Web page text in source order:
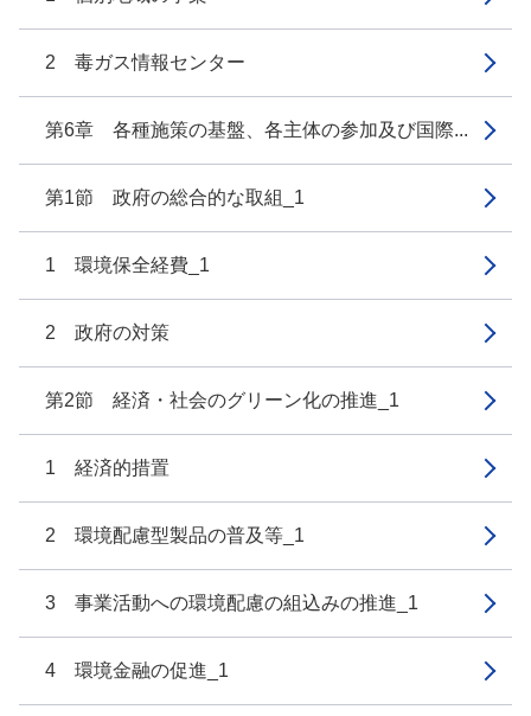
2 毒ガス情報センター
第6章 各種施策の基盤、各主体の参加及び国際...
第1節 政府の総合的な取組_1
1 環境保全経費_1
2 政府の対策
第2節 経済・社会のグリーン化の推進_1
1 経済的措置
2 環境配慮型製品の普及等_1
3 事業活動への環境配慮の組込みの推進_1
4 環境金融の促進_1